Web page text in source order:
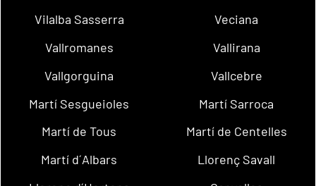
Vilalba Sasserra
Veciana
Vallromanes
Vallirana
Vallgorguina
Vallcebre
Martí Sesgueioles
Martí Sarroca
Martí de Tous
Martí de Centelles
Martí d´Albars
Llorenç Savall